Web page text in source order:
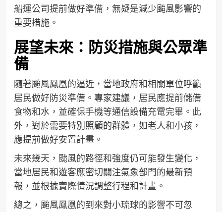
船運公司提前做好準備，無疑是減少颱風影響的
重要措施。
展望未來：防災措施與公眾準
備
隨著颱風鳳凰的逼近，當地政府和相關單位呼籲
居民做好防災準備。專家建議，居民應提前儲備
食物和水，並確保手機等通信設備充電完畢。此
外，對於需要特別照顧的群體，如老人和小孩，
應提前做好安置計畫。
未來幾天，颱風的路徑和強度仍可能發生變化，
當地居民和遊客應密切關注氣象部門的最新預
報，並根據實際情況調整行程和計畫。
總之，颱風鳳凰的到來對小琉球的影響不可忽